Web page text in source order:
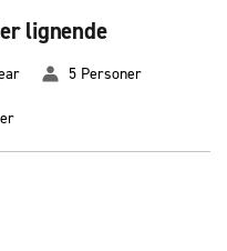
lignende
5 Personer